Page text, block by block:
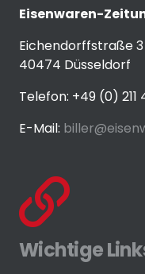
Eisenwaren-
Eichendorffstraße 3
40474 Düsseldorf
Telefon: +49 (0)
E-Mail:
Wichtige